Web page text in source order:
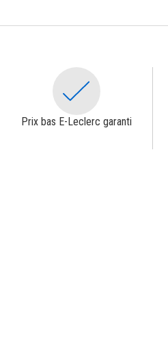
Prix bas E-Leclerc garanti